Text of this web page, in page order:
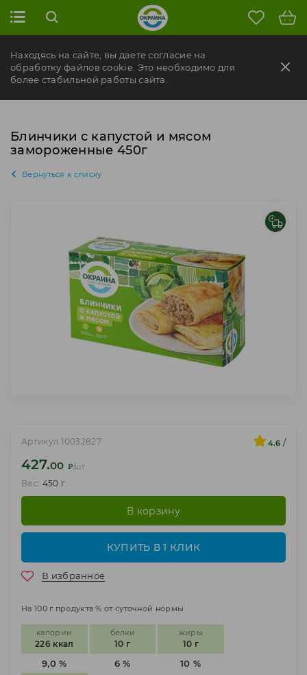
Находясь на сайте, вы даете согласие на
обработку файлов cookie. Это необходимо для
более стабильной работы сайта.
Блинчики с капустой и мясом
замороженные 450г
Вернуться к списку
Артикул 10032827 4.6 /
427.00 ₽/шт
Вес: 450 г
В корзину
КУПИТЬ В 1 КЛИК
В избранное
На 100 г продукта % от суточной нормы
калории
226 ккал
9,0 %
белки
10 г
6 %
жиры
10 г
10 %